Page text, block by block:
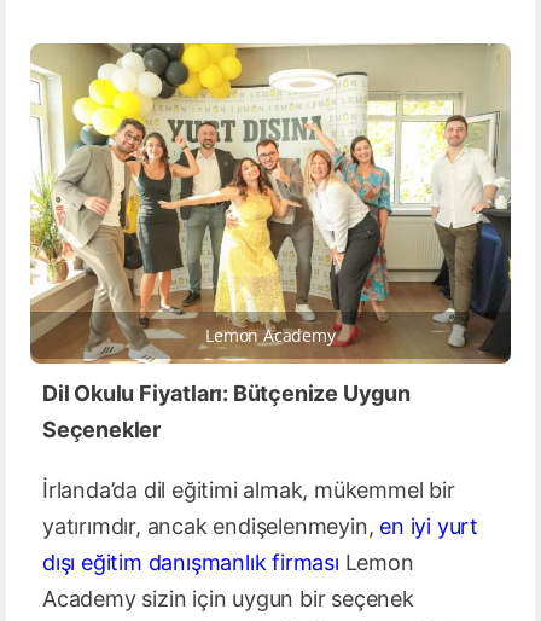
Lemon Academy
Dil Okulu Fiyatları: Bütçenize Uygun
Seçenekler
İrlanda’da dil eğitimi almak, mükemmel bir
yatırımdır, ancak endişelenmeyin, en iyi yurt
dışı eğitim danışmanlık firması Lemon
Academy sizin için uygun bir seçenek